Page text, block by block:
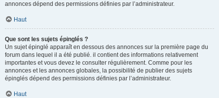
annonces dépend des permissions définies par l’administrateur.
Haut
Que sont les sujets épinglés ?
Un sujet épinglé apparaît en dessous des annonces sur la première page du
forum dans lequel il a été publié. il contient des informations relativement
importantes et vous devez le consulter régulièrement. Comme pour les
annonces et les annonces globales, la possibilité de publier des sujets
épinglés dépend des permissions définies par l’administrateur.
Haut